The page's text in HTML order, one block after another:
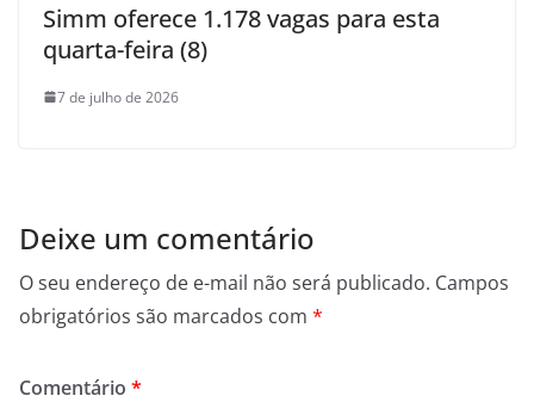
Simm oferece 1.178 vagas para esta
quarta-feira (8)
7 de julho de 2026
Deixe um comentário
O seu endereço de e-mail não será publicado. Campos
obrigatórios são marcados com *
Comentário *